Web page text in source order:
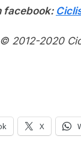
facebook:
2012-2020
X